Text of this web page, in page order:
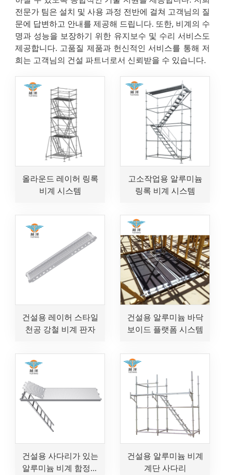
전문가 팀은 설치 및 사용 과정 전반에 걸쳐 고객님의 질
문에 답변하고 안내를 제공해 드립니다. 또한, 비계의 수
명과 성능을 보장하기 위한 유지보수 및 수리 서비스도
제공합니다. 고품질 제품과 헌신적인 서비스를 통해 저
희는 고객님의 건설 파트너로서 신뢰받을 수 있습니다.
올라운드 레이허 링록
비계 시스템
고소작업용 알루미늄
링록 비계 시스템
건설용 레이허 스타일
천공 강철 비계 판자
건설용 알루미늄 바닥
보이드 플랫폼 시스템
건설용 사다리가 있는
알루미늄 비계 함정문
건설용 알루미늄 비계
계단 사다리